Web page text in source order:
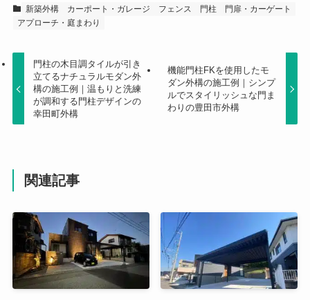
新築外構 カーポート・ガレージ フェンス 門柱
門扉・カーゲート
アプローチ・庭まわり
門柱の木目調タイルが引き
立てるナチュラルモダン外
構の施工例｜温もりと洗練
が調和する門柱デザインの
幸田町外構
機能門柱FKを使用したモ
ダン外構の施工例｜シンプ
ルでスタイリッシュな門ま
わりの豊田市外構
関連記事